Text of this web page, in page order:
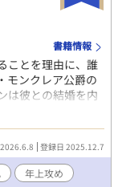
書籍情報
ことを理由に、誰
モンクレア公爵の
は彼との結婚を内
女の子と結婚し
を半年後に控えた
ズリハが空から落
っかけに、ローラ
するのだが…… 婚
登録日 2025.12.7
年上攻め